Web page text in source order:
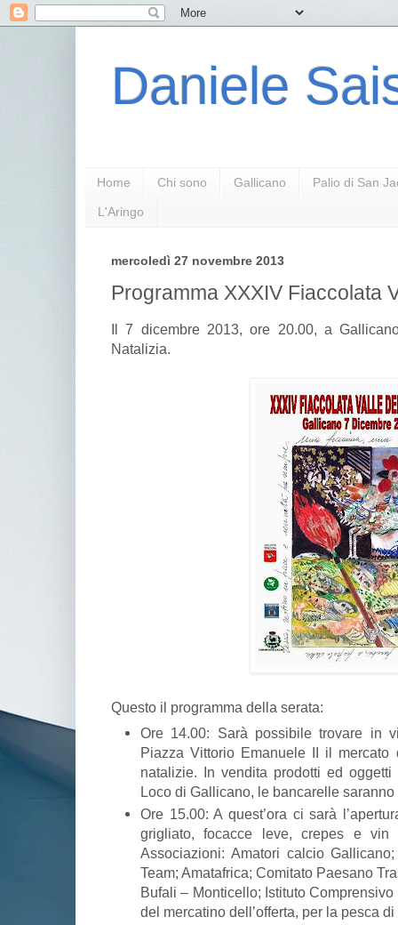
Daniele
Home Chi sono Gallicano Palio di San
L'Aringo
mercoledì 27 novembre 2013
Programma XXXIV Fiaccolata
Il 7 dicembre 2013, ore 20.00, a
Natalizia.
Questo il programma della serata:
Ore 14.00: Sarà possibile trovare in
Piazza Vittorio Emanuele II il
natalizie. In vendita prodotti ed
Loco di Gallicano, le bancarelle
Ore 15.00: A quest’ora ci sarà
grigliato, focacce leve, crepes e
Associazioni: Amatori calcio
Team; Amatafrica; Comitato Paesano
Bufali – Monticello; Istituto
del mercatino dell’offerta, per la pesca